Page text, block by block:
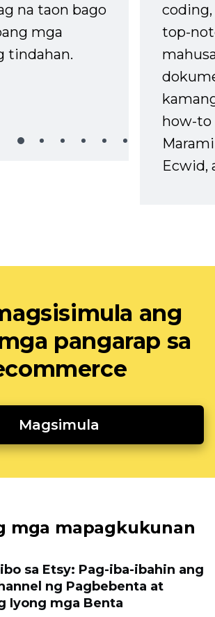
na taon bago
mga
tindahan.
top-
how-to
Ecwid,
ang
pangarap sa
Magsimula
mga mapagkukunan
sa Etsy: Pag-iba-ibahin ang
ng Pagbebenta at
Iyong mga Benta